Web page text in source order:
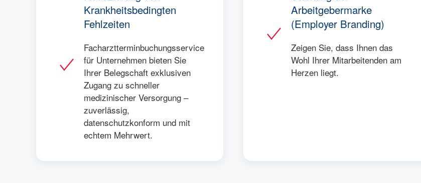
Krankheitsbedingten
Fehlzeiten
Facharztterminbuchungsservice
für Unternehmen bieten Sie
Ihrer Belegschaft exklusiven
Zugang zu schneller
medizinischer Versorgung –
zuverlässig,
datenschutzkonform und mit
echtem Mehrwert.
Arbeitgebermarke
(Employer Branding)
Zeigen Sie, dass Ihnen das
Wohl Ihrer Mitarbeitenden am
Herzen liegt.